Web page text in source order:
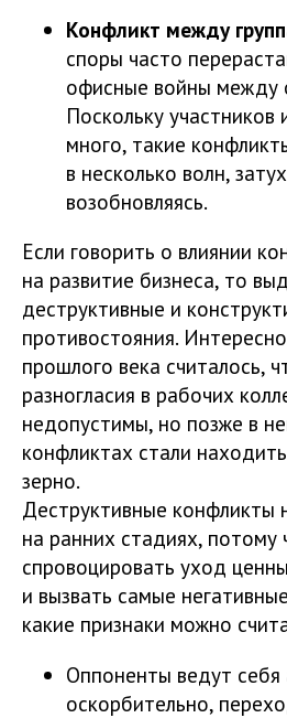
Конфликт между
споры часто
офисные войны между
Поскольку участников
много, такие
в несколько волн,
возобновляясь.
Если говорить о влиянии
на развитие бизнеса, то
деструктивные и
противостояния.
прошлого века считалось,
разногласия в рабочих
недопустимы, но позже в
конфликтах стали
зерно.
Деструктивные конфликты
на ранних стадиях, потому
спровоцировать уход
и вызвать самые
какие признаки можно
Оппоненты ведут себя
оскорбительно,